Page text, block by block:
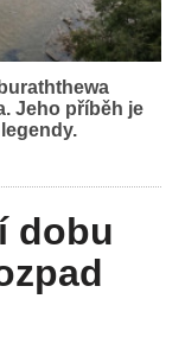
Jeho příběh je
dobu